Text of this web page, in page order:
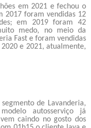
em 2021 e fechou o
2017 foram vendidas 12
em 2019 foram 42
medo, no meio da
Fast e foram vendidas
e 2021, atualmente,
de Lavanderia,
autosserviço já
caindo no gosto dos